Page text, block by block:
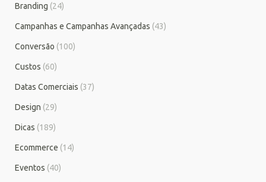
Branding (24)
Campanhas e Campanhas Avançadas (43)
Conversão (100)
Custos (60)
Datas Comerciais (37)
Design (29)
Dicas (189)
Ecommerce (14)
Eventos (40)